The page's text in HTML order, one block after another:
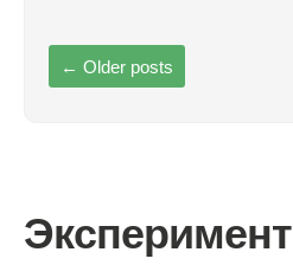
← Older posts
Эксперимент